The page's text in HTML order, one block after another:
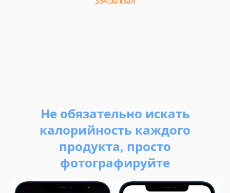
Не обязательно искать
калорийность каждого
продукта, просто
фотографируйте